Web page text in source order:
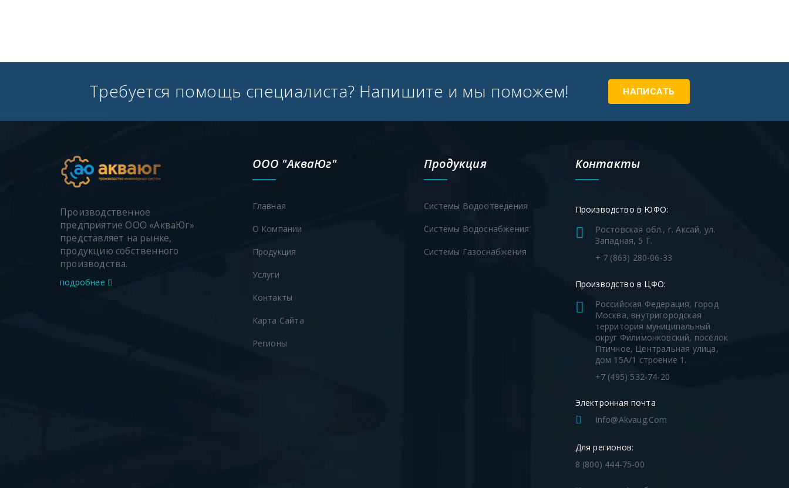
Требуется помощь специалиста? Напишите и мы поможем! НАПИСАТЬ
Производственное
предприятие ООО «АкваЮг»
представляет на рынке,
продукцию собственного
производства.
подробнее
ООО "АкваЮг"
Главная
О Компании
Продукция
Услуги
Контакты
Карта Сайта
Регионы
Продукция
Системы Водоотведения
Системы Водоснабжения
Системы Газоснабжения
Контакты
Производство в ЮФО:
Ростовская обл., г. Аксай, ул.
Западная, 5 Г.
+ 7 (863) 280-06-33
Производство в ЦФО:
Российская Федерация, город
Москва, внутригородская
территория муниципальный
округ Филимонковский, посёлок
Птичное, Центральная улица,
дом 15А/1 строение 1.
+7 (495) 532-74-20
Электронная почта
Info@akvaug.com
Для регионов:
8 (800) 444-75-00